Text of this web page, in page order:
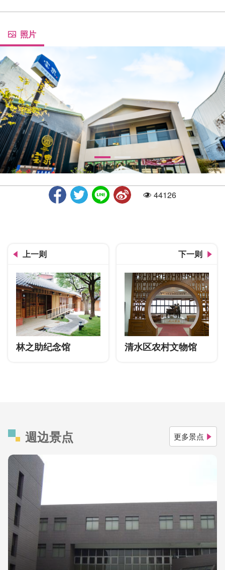
照片
人气44126
上一则
林之助纪念馆
下一则
清水区农村文物馆
週边景点 更多景点